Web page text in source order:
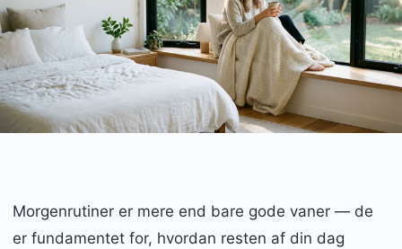
Morgenrutiner er mere end bare gode vaner — de
er fundamentet for, hvordan resten af din dag